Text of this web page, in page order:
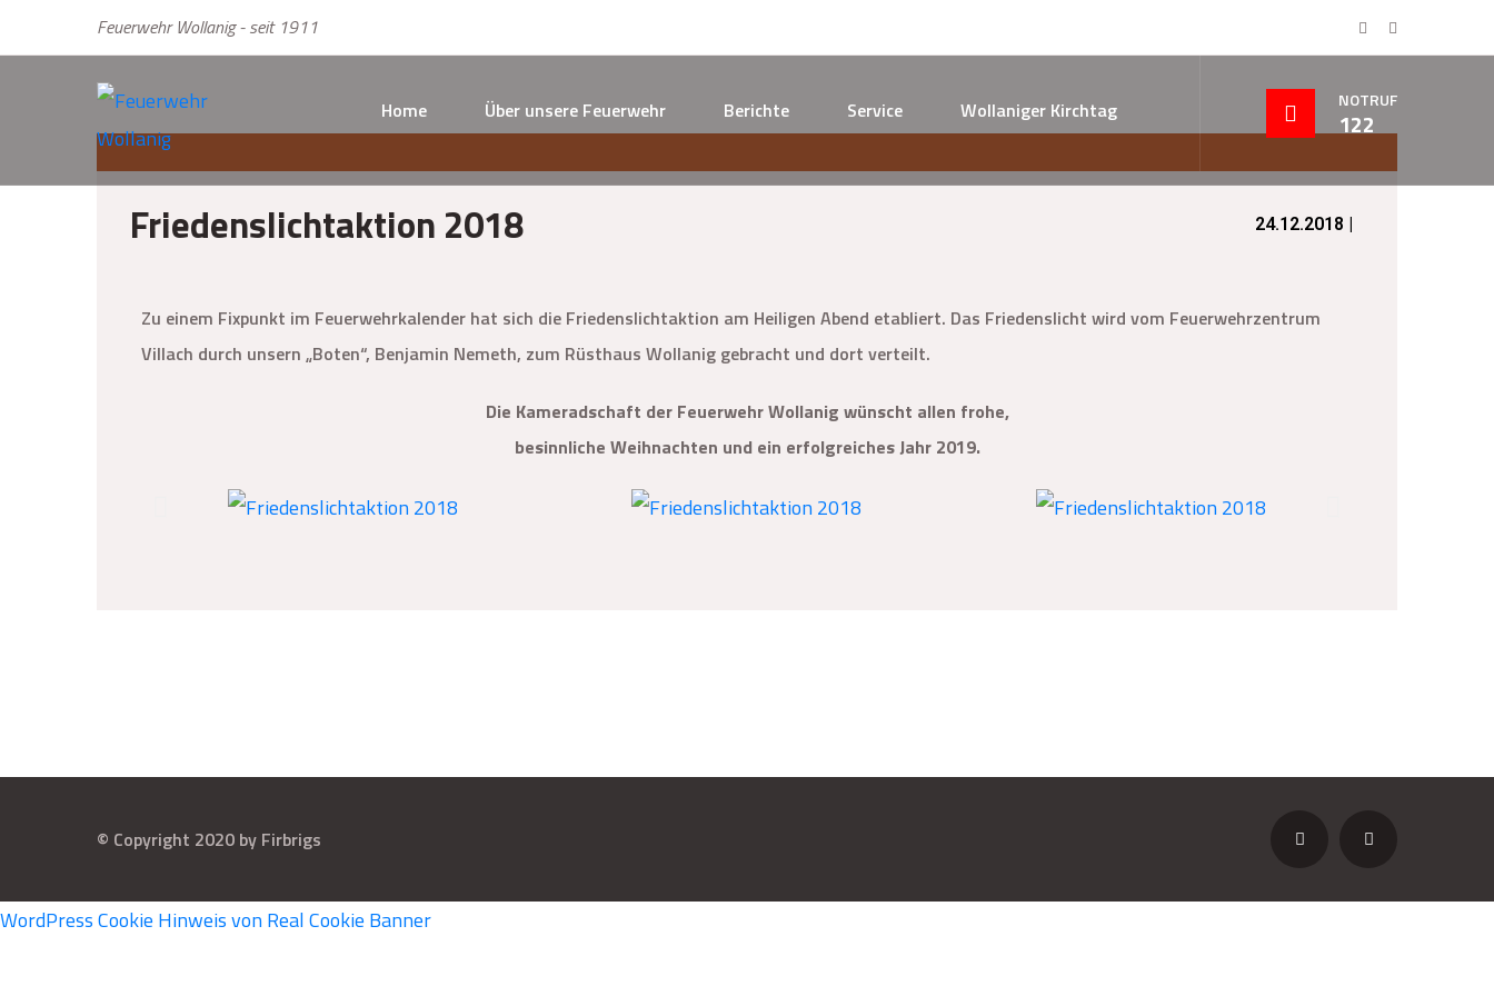
Feuerwehr Wollanig - seit 1911
Home Über unsere Feuerwehr Berichte Service Wollaniger Kirchtag NOTRUF
122
Friedenslichtaktion 2018 24.12.2018 |
Zu einem Fixpunkt im Feuerwehrkalender hat sich die Friedenslichtaktion am Heiligen Abend etabliert. Das Friedenslicht wird vom Feuerwehrzentrum
Villach durch unsern „Boten“, Benjamin Nemeth, zum Rüsthaus Wollanig gebracht und dort verteilt.
Die Kameradschaft der Feuerwehr Wollanig wünscht allen frohe,
besinnliche Weihnachten und ein erfolgreiches Jahr 2019.
© Copyright 2020 by Firbrigs
WordPress Cookie Hinweis von Real Cookie Banner